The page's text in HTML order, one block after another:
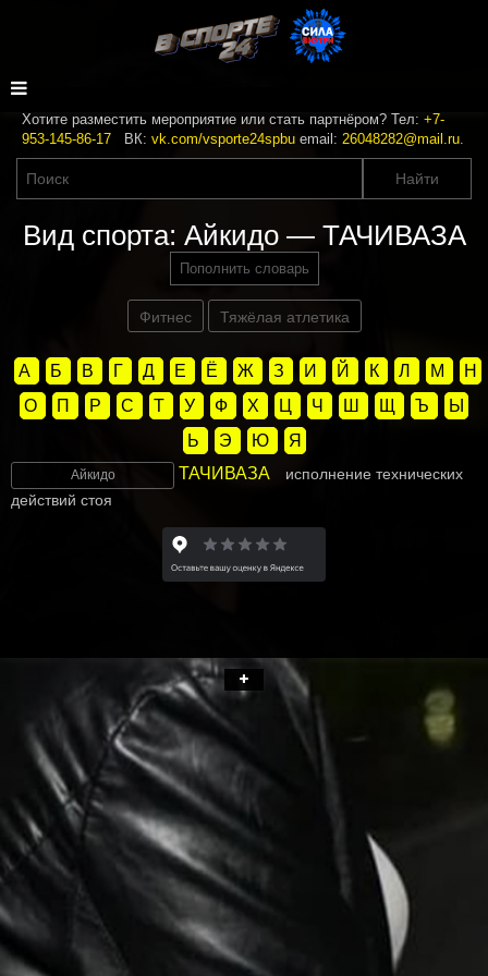
Хотите разместить мероприятие или стать партнёром? Тел: +7-
953-145-86-17 ВК: vk.com/vsporte24spbu email: 26048282@mail.ru.
Вид спорта: Айкидо — ТАЧИВАЗА
Пополнить словарь
Фитнес Тяжёлая атлетика
А Б В Г Д Е Ё Ж З И Й К Л М
Н
О
П Р С Т У Ф Х Ц Ч Ш Щ Ъ
Ы
Ь
Э Ю Я
Айкидо ТАЧИВАЗА
исполнение технических
действий стоя